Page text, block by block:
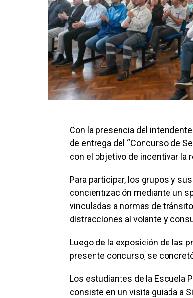
Con la presencia del
de entrega del “Concurso de
con el objetivo de incentivar la
Para participar, los grupos y
concientización mediante un
vinculadas a normas de
distracciones al volante y
Luego de la exposición de las
presente concurso, se
Los estudiantes de la Escuela
consiste en un visita guiada a